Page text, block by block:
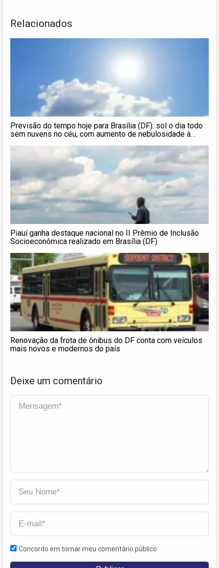
Relacionados
Previsão do tempo hoje para Brasília (DF): sol o dia todo
sem nuvens no céu, com aumento de nebulosidade à
Piauí ganha destaque nacional no II Prêmio de Inclusão
Socioeconômica realizado em Brasília (DF)
Renovação da frota de ônibus do DF conta com veículos
mais novos e modernos do país
Deixe um comentário
Concordo em tornar meu comentário público